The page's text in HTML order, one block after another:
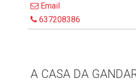
Email
637208386
A CASA DA